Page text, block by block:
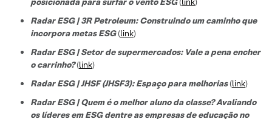
Radar ESG | 3R Petroleum: Construindo um caminho que
incorpora metas ESG(link)
Radar ESG | Setor de supermercados: Vale a pena encher
o carrinho?(link)
Radar ESG | JHSF (JHSF3): Espaço para melhorias(link)
Radar ESG | Quem é o melhor aluno da classe? Avaliando
os líderes em ESG dentre as empresas de educação no